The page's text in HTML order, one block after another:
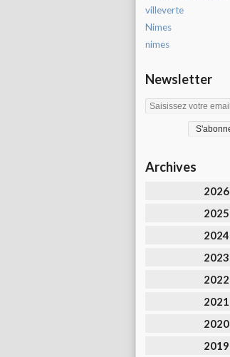
villeverte
Nimes
nimes
Newsletter
Archives
2026
2025
2024
2023
2022
2021
2020
2019